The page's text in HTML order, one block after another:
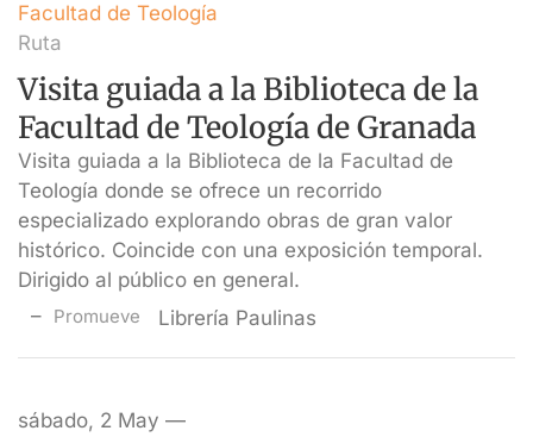
Facultad de Teología
Ruta
Visita guiada a la Biblioteca de la
Facultad de Teología de Granada
Visita guiada a la Biblioteca de la Facultad de
Teología donde se ofrece un recorrido
especializado explorando obras de gran valor
histórico. Coincide con una exposición temporal.
Dirigido al público en general.
Promueve Librería Paulinas
sábado, 2 May —